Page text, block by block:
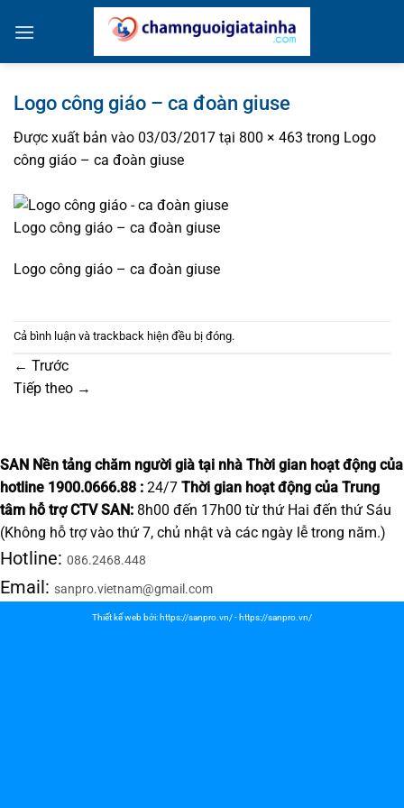
qua
Logo công giáo – ca đoàn giuse
Được xuất bản vào 03/03/2017 tại 800 × 463 trong Logo
công giáo – ca đoàn giuse
Logo công giáo – ca đoàn giuse
Logo công giáo – ca đoàn giuse
Cả bình luận và trackback hiện đều bị đóng.
← Trước
Tiếp theo →
SAN Nền tảng chăm người già tại nhà Thời gian hoạt động của
hotline 1900.0666.88 : 24/7 Thời gian hoạt động của Trung
tâm hỗ trợ CTV SAN: 8h00 đến 17h00 từ thứ Hai đến thứ Sáu
(Không hỗ trợ vào thứ 7, chủ nhật và các ngày lễ trong năm.)
Hotline: 086.2468.448
Email: sanpro.vietnam@gmail.com
Thiết kế web bởi: https://sanpro.vn/- https://sanpro.vn/